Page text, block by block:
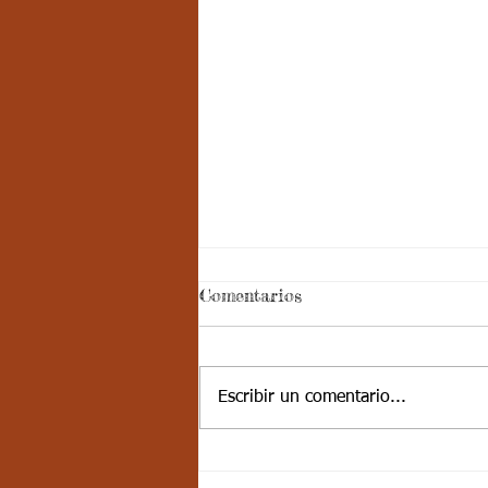
Semana 20, Castellano -
Aspectos curriculares del
3periodo. G3
competencia: Comprendo textos
literarios para propiciar el
Comentarios
Escribir un comentario...